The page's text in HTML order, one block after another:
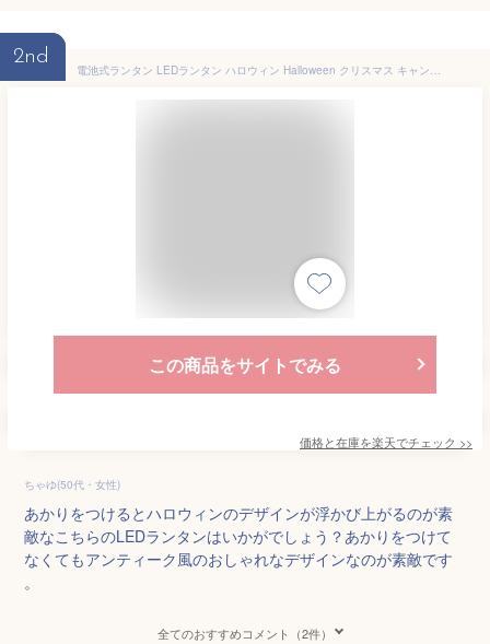
2nd
電池式ランタン LEDランタン ハロウィン Halloween クリスマス キャンドル ガーデンライト 装飾 照明 パーティー キャンプ ハロウィンデザイン 停電 防災 おばけ 魔女 スノーマン 雪の結晶 かわいい
この商品をサイトでみる
価格と在庫を楽天でチェック >>
ちゃゆ(50代・女性)
あかりをつけるとハロウィンのデザインが浮かび上がるのが素
敵なこちらのLEDランタンはいかがでしょう？あかりをつけて
なくてもアンティーク風のおしゃれなデザインなのが素敵です
。
全てのおすすめコメント（2件）